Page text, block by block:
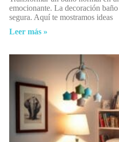
emocionante. La decoración
segura. Aquí te mostramos ideas
Leer más »